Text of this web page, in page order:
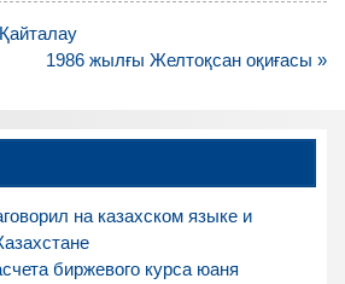
1986 жылғы Желтоқсан оқиғасы »
на казахском языке и
биржевого курса юаня